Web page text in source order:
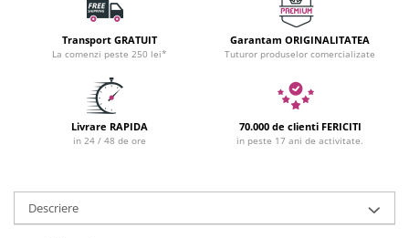
Transport GRATUIT
La comenzi peste 250 lei*
Garantam ORIGINALITATEA
Tuturor produselor comercializate
Livrare RAPIDA
in 24 / 48 de ore
70.000 de clienti FERICITI
in peste 17 ani de activitate.
Descriere